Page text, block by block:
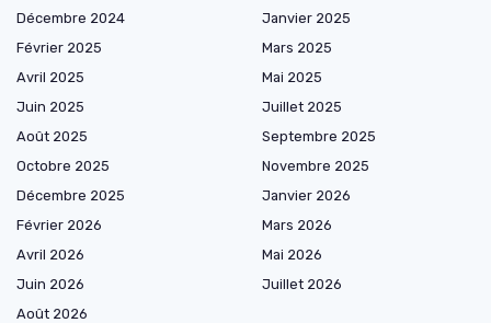
Décembre 2024
Janvier 2025
Février 2025
Mars 2025
Avril 2025
Mai 2025
Juin 2025
Juillet 2025
Août 2025
Septembre 2025
Octobre 2025
Novembre 2025
Décembre 2025
Janvier 2026
Février 2026
Mars 2026
Avril 2026
Mai 2026
Juin 2026
Juillet 2026
Août 2026